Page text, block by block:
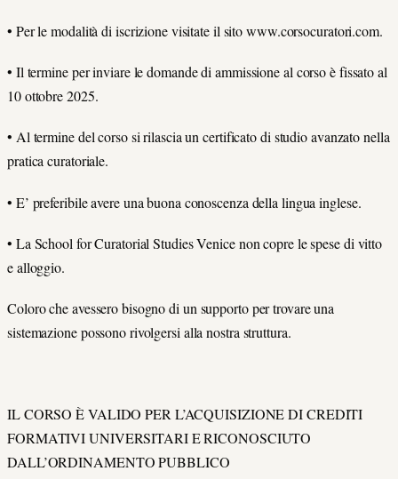
• Per le modalità di iscrizione visitate il sito www.corsocuratori.com.
• Il termine per inviare le domande di ammissione al corso è fissato al
10 ottobre 2025.
• Al termine del corso si rilascia un certificato di studio avanzato nella
pratica curatoriale.
• E’ preferibile avere una buona conoscenza della lingua inglese.
• La School for Curatorial Studies Venice non copre le spese di vitto
e alloggio.
Coloro che avessero bisogno di un supporto per trovare una
sistemazione possono rivolgersi alla nostra struttura.
IL CORSO È VALIDO PER L’ACQUISIZIONE DI CREDITI
FORMATIVI UNIVERSITARI E RICONOSCIUTO
DALL’ORDINAMENTO PUBBLICO